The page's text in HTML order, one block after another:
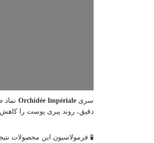
سریOrchidée Impériale
دقیق، روند پیری پوست را
🧪 فرمولاسیون این محصولات